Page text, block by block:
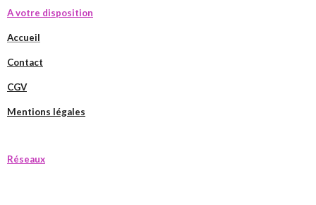
A votre disposition
Accueil
Contact
CGV
Mentions légales
Réseaux